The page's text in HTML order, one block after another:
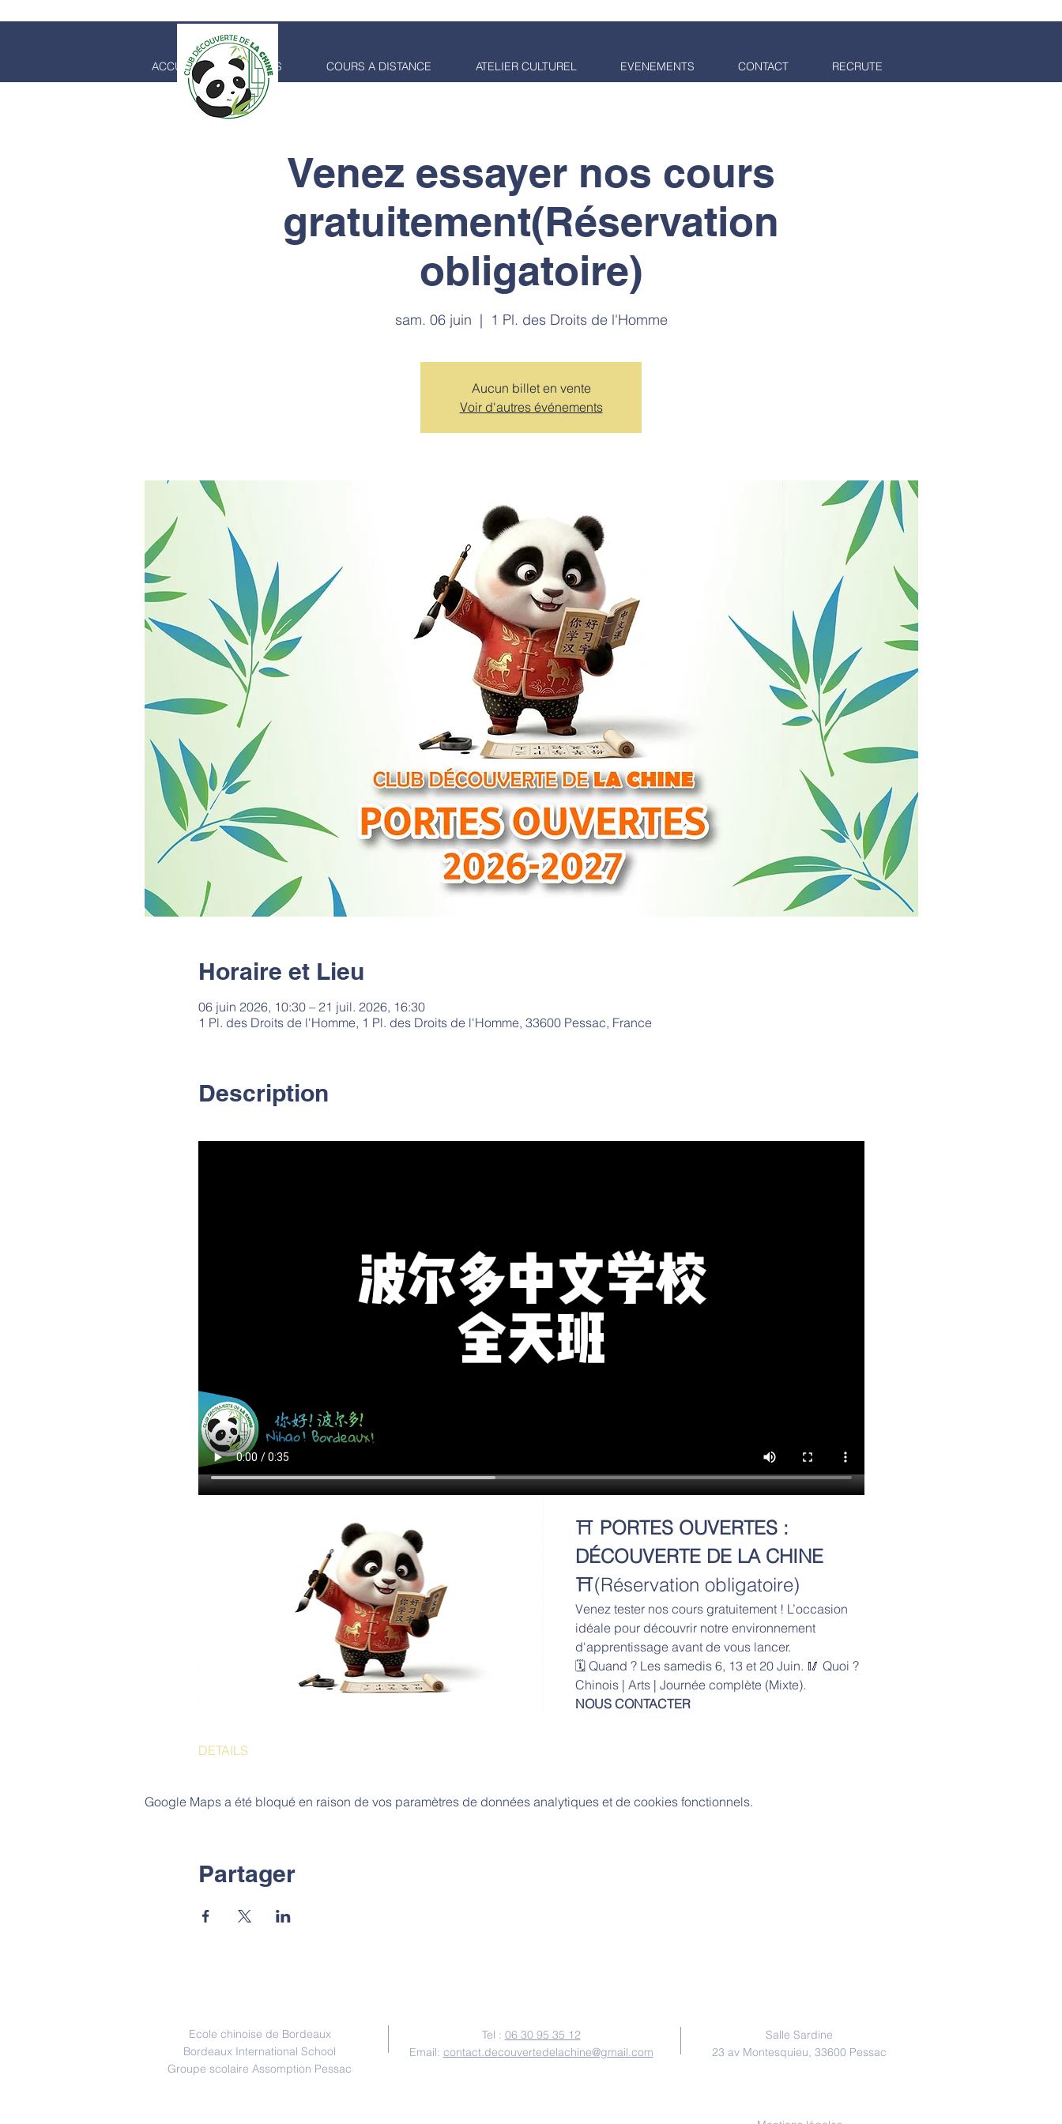
ACCUEIL COURS COURS A DISTANCE ATELIER CULTUREL EVENEMENTS CONTACT RECRUTE
Venez essayer nos cours
gratuitement(Réservation
obligatoire)
sam. 06 juin
  |
1 Pl. des Droits de l'Homme
Aucun billet en vente
Voir d'autres événements
Horaire et Lieu
06 juin 2026, 10:30 – 21 juil. 2026, 16:30
1 Pl. des Droits de l'Homme, 1 Pl. des Droits de l'Homme, 33600 Pessac, France
Description
⛩️ PORTES OUVERTES :
DÉCOUVERTE DE LA CHINE
⛩️(Réservation obligatoire)
Venez tester nos cours gratuitement ! L’occasion
idéale pour découvrir notre environnement
d'apprentissage avant de vous lancer.
🗓️ Quand ? Les samedis 6, 13 et 20 Juin. 🥢 Quoi ?
Chinois | Arts | Journée complète (Mixte).
NOUS CONTACTER
DETAILS
Google Maps a été bloqué en raison de vos paramètres de données analytiques et de cookies fonctionnels.
Partager
Ecole chinoise de Bordeaux
Bordeaux International School
Groupe scolaire Assomption Pessac
Tel : 06 30 95 35 12
Email: contact.decouvertedelachine@gmail.com
Salle Sardine
23 av Montesquieu, 33600 Pessac